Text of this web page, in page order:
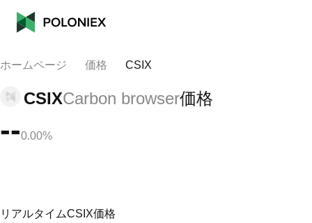
ホームページ 価格 CSIX
CSIXCarbon browser価格
--0.00%
リアルタイムCSIX価格